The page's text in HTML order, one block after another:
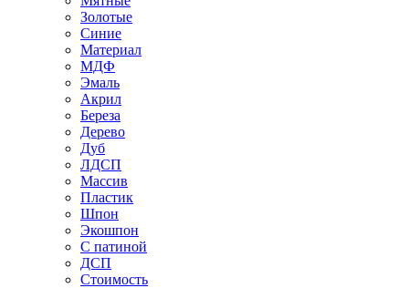
Золотые
Синие
Материал
МДФ
Эмаль
Акрил
Береза
Дерево
Дуб
ЛДСП
Массив
Пластик
Шпон
Экошпон
С патиной
ДСП
Стоимость